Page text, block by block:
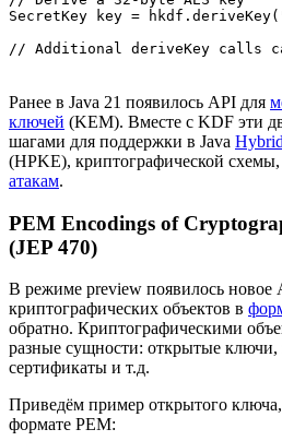
SecretKey key =
Ранее в Java 21 появилось API для
ключей (KEM). Вместе с KDF эти
шагами для поддержки в Java
(HPKE), криптографической
атакам.
PEM Encodings of
(JEP 470)
В режиме preview появилось новое
криптографических объектов в
обратно. Криптографическими
разные сущности: открытые
сертификаты и т.д.
Приведём пример открытого ключа,
формате PEM: